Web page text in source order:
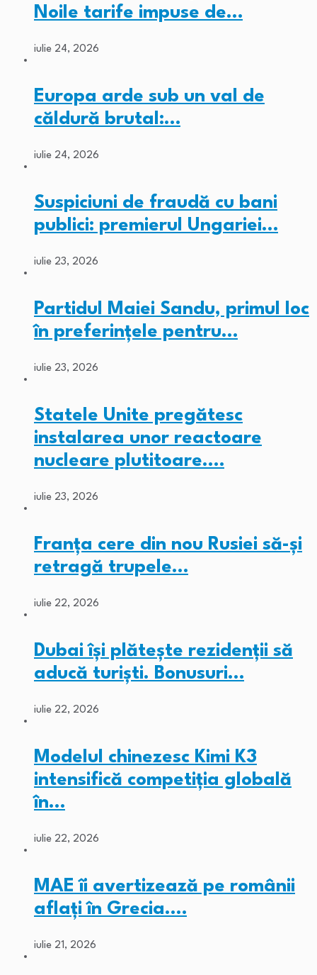
Noile tarife impuse de…
iulie 24, 2026
Europa arde sub un val de
căldură brutal:…
iulie 24, 2026
Suspiciuni de fraudă cu bani
publici: premierul Ungariei…
iulie 23, 2026
Partidul Maiei Sandu, primul loc
în preferințele pentru…
iulie 23, 2026
Statele Unite pregătesc
instalarea unor reactoare
nucleare plutitoare.…
iulie 23, 2026
Franța cere din nou Rusiei să-și
retragă trupele…
iulie 22, 2026
Dubai își plătește rezidenții să
aducă turiști. Bonusuri…
iulie 22, 2026
Modelul chinezesc Kimi K3
intensifică competiția globală
în…
iulie 22, 2026
MAE îi avertizează pe românii
aflați în Grecia.…
iulie 21, 2026